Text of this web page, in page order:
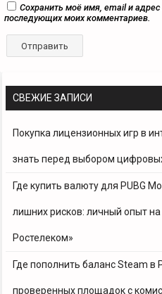
СВЕЖИЕ ЗАПИСИ
Покупка лицензионных игр в
знать перед выбором
Где купить валюту для PUBG
лишних рисков: личный опыт
Ростелеком»
Где пополнить баланс Steam в
проверенных площадок с
Сохранить моё имя, email и
последующих моих комментариев.